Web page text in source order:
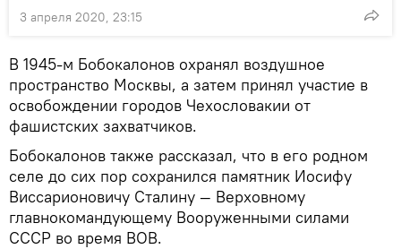
3 апреля 2020, 23:15
В 1945-м Бобокалонов охранял воздушное
пространство Москвы, а затем принял участие в
освобождении городов Чехословакии от
фашистских захватчиков.
Бобокалонов также рассказал, что в его родном
селе до сих пор сохранился памятник Иосифу
Виссарионовичу Сталину — Верховному
главнокомандующему Вооруженными силами
СССР во время ВОВ.